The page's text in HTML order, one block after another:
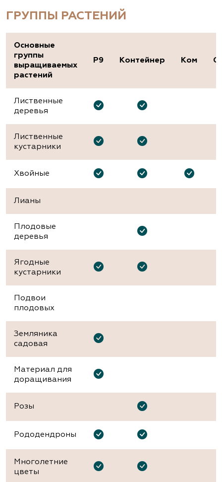
ГРУППЫ РАСТЕНИЙ
Основные
группы
выращиваемых
растений
P9 Контейнер Ком
Лиственные
деревья
Лиственные
кустарники
Хвойные
Лианы
Плодовые
деревья
Ягодные
кустарники
Подвои
плодовых
Земляника
садовая
Материал для
доращивания
Розы
Рододендроны
Многолетние
цветы